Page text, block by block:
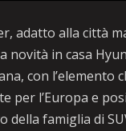
adatto alla città
in casa
con l’elemento
per l’Europa e
famiglia di